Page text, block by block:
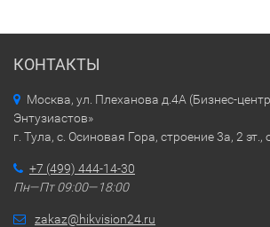
КОНТАКТЫ
Москва, ул. Плеханова д.4А (Бизнес-
Энтузиастов»
г. Тула, с. Осиновая Гора, строение 3а, 2 эт.,
+7 (499) 444-14-30
Пн—Пт 09:00—18:00
zakaz@hikvision24.ru